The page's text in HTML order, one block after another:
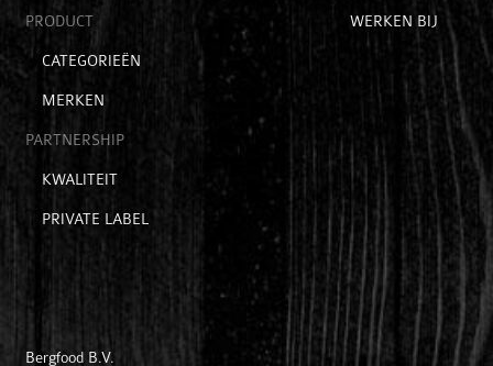
passie
PRODUCT
Open
voor
CATEGORIEËN
MERKEN
PARTNERSHIP
Open
submenu
voor
KWALITEIT
PRIVATE LABEL
WERKEN BIJ
Bergfood B.V.